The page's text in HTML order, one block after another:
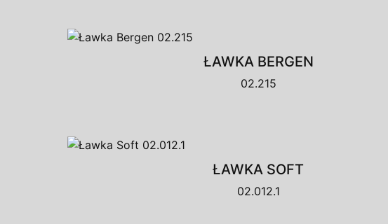
ŁAWKA BERGEN
02.215
ŁAWKA SOFT
02.012.1